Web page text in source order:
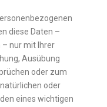
diese Daten –
– nur mit Ihrer
Ausübung
oder zum
oder
eines wichtigen